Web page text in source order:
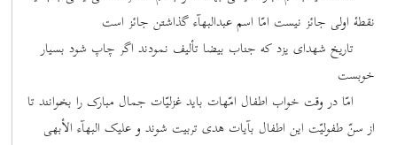
نقطۀ اولی جائز نیست امّا اسم عبدالبهآء گذاشتن جائز است
تاریخ شهدای یزد که جناب بیضا تألیف نمودند اگر چاپ شود بسیار
خوبست
امّا در وقت خواب اطفال امّهات باید غزلیّات جمال مبارک را بخوانند تا
از سنّ طفولیّت این اطفال بآیات هدی تربیت شوند و علیک البهآء الأبهی